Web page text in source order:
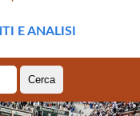
E ANALISI